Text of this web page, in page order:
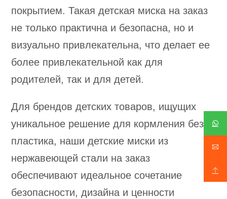
покрытием. Такая детская миска на заказ
не только практична и безопасна, но и
визуально привлекательна, что делает ее
более привлекательной как для
родителей, так и для детей.
Для брендов детских товаров, ищущих
уникальное решение для кормления без
пластика, наши детские миски из
нержавеющей стали на заказ
обеспечивают идеальное сочетание
безопасности, дизайна и ценности